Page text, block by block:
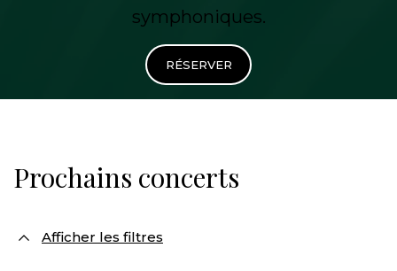
symphoniques.
RÉSERVER
Prochains concerts
Afficher les filtres